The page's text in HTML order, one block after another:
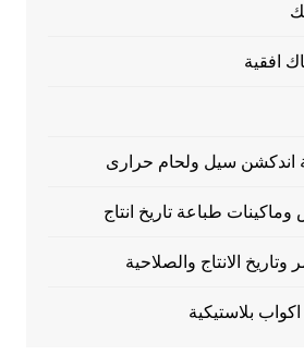
افقية
اندكشن سيل ولحام حرارى
طباعة تاريخ انتاج
الانتاج والصلاحية
بلاستيكية